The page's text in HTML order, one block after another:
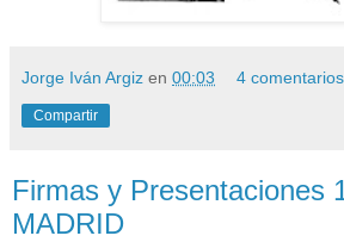
Jorge Iván Argiz en 00:03 4
Compartir
Firmas y Presentaciones
MADRID